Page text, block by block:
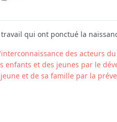
qui ont ponctué la
des acteurs
enfants et des jeunes par le
et de sa famille par la